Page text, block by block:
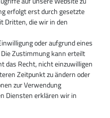
erfolgt erst durch gesetzte
Dritten, die wir in den
oder aufgrund eines
Zustimmung kann erteilt
das Recht, nicht einzuwilligen
Zeitpunkt zu ändern oder
zur Verwendung
Diensten erklären wir in